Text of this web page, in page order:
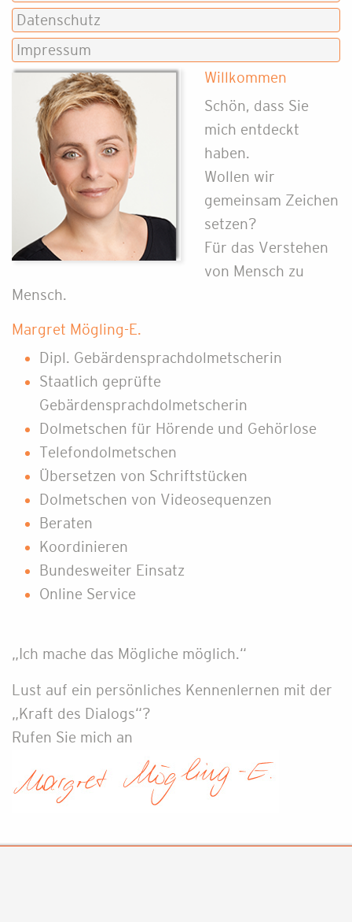
Datenschutz
Impressum
Willkommen
Schön, dass Sie
mich entdeckt
haben.
Wollen wir
gemeinsam Zeichen
setzen?
Für das Verstehen
von Mensch zu
Mensch.
Margret Mögling-E.
Dipl. Gebärdensprachdolmetscherin
Staatlich geprüfte
Gebärdensprachdolmetscherin
Dolmetschen für Hörende und Gehörlose
Telefondolmetschen
Übersetzen von Schriftstücken
Dolmetschen von Videosequenzen
Beraten
Koordinieren
Bundesweiter Einsatz
Online Service
„Ich mache das Mögliche möglich.“
Lust auf ein persönliches Kennenlernen mit der
„Kraft des Dialogs“?
Rufen Sie mich an